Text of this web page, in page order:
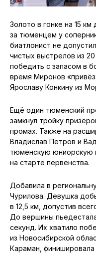
Золото в гонке на 15
за тюменцем у
биатлонист не
чистых выстрелов из
победить с запасом в
время Миронов
Ярославу Конкину из
Ещё один тюменский
замкнул тройку
промах. Также на
Владислав Петров и
тюменскую юниорскую
на старте первенства.
Добавила в
Чурилова. Девушка
в 12,5 км, допустив
До вершины
секунд. Их хватило
из Новосибирской
Караман,